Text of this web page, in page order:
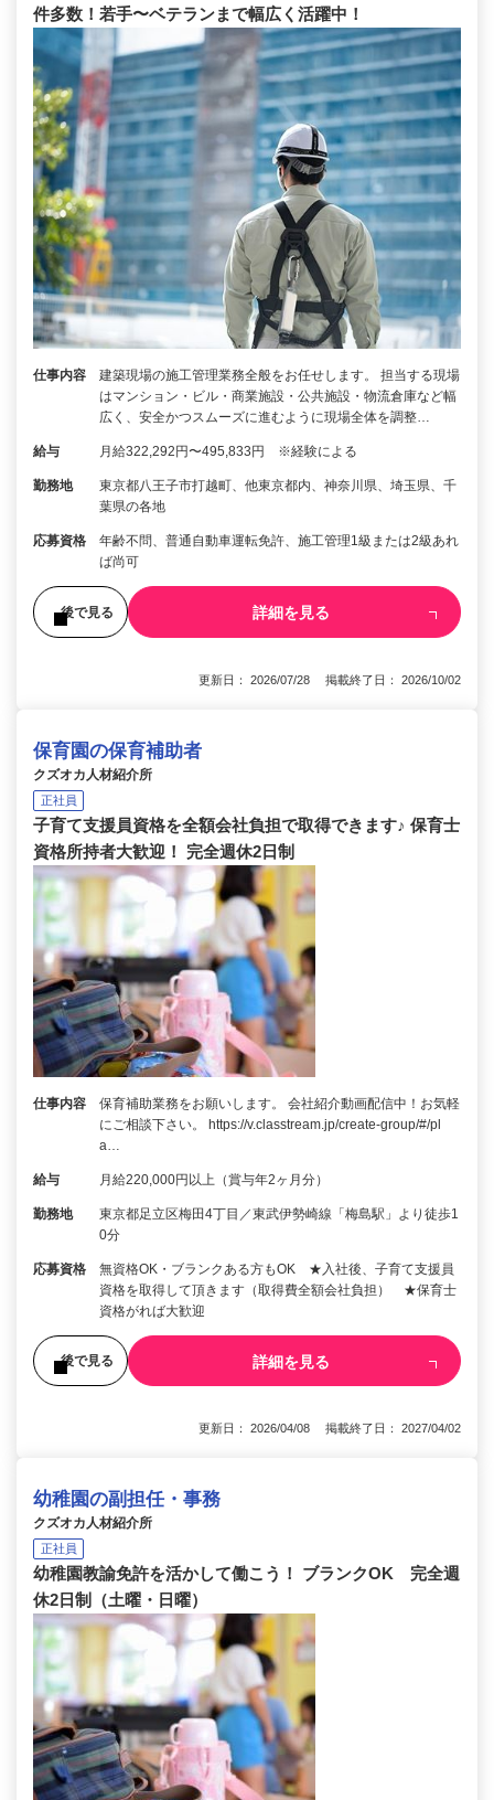
件多数！若手〜ベテランまで幅広く活躍中！
仕事内容
建築現場の施工管理業務全般をお任せします。 担当する現場
はマンション・ビル・商業施設・公共施設・物流倉庫など幅
広く、安全かつスムーズに進むように現場全体を調整…
給与 月給322,292円〜495,833円 ※経験による
勤務地
東京都八王子市打越町、他東京都内、神奈川県、埼玉県、千
葉県の各地
応募資格
年齢不問、普通自動車運転免許、施工管理1級または2級あれ
ば尚可
後で見る 詳細を見る
更新日： 2026/07/28 掲載終了日： 2026/10/02
保育園の保育補助者
クズオカ人材紹介所
正社員
子育て支援員資格を全額会社負担で取得できます♪ 保育士
資格所持者大歓迎！ 完全週休2日制
仕事内容
保育補助業務をお願いします。 会社紹介動画配信中！お気軽
にご相談下さい。 https://v.classtream.jp/create-group/#/pl
a…
給与 月給220,000円以上（賞与年2ヶ月分）
勤務地
東京都足立区梅田4丁目／東武伊勢崎線「梅島駅」より徒歩1
0分
応募資格
無資格OK・ブランクある方もOK ★入社後、子育て支援員
資格を取得して頂きます（取得費全額会社負担） ★保育士
資格がれば大歓迎
後で見る 詳細を見る
更新日： 2026/04/08 掲載終了日： 2027/04/02
幼稚園の副担任・事務
クズオカ人材紹介所
正社員
幼稚園教諭免許を活かして働こう！ ブランクOK 完全週
休2日制（土曜・日曜）